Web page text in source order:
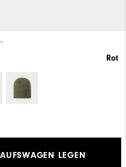
Rot
LEGEN